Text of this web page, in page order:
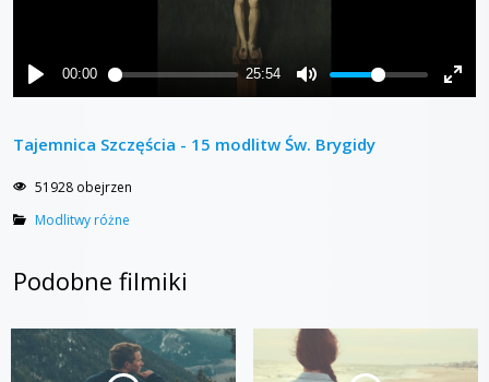
Tajemnica Szczęścia - 15 modlitw Św. Brygidy
51928 obejrzen
Modlitwy różne
Podobne filmiki